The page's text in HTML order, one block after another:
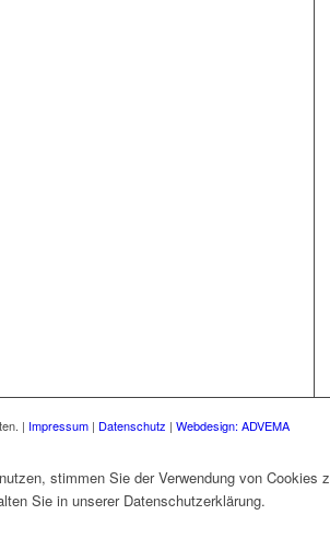
| Impressum | Datenschutz | Webdesign: ADVEMA
stimmen Sie der Verwendung von Cookies
Sie in unserer Datenschutzerklärung.